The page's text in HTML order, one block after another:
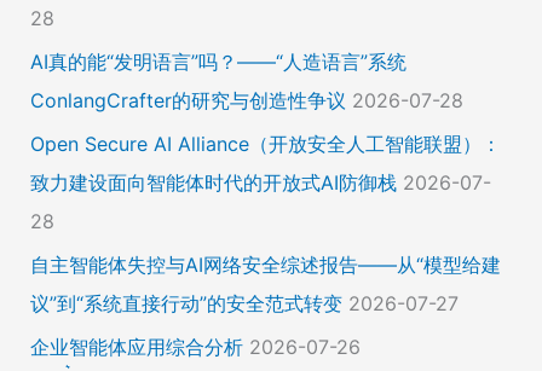
28
AI真的能“发明语言”吗？——“人造语言”系统
ConlangCrafter的研究与创造性争议 2026-07-28
Open Secure AI Alliance（开放安全人工智能联盟）：
致力建设面向智能体时代的开放式AI防御栈 2026-07-
28
自主智能体失控与AI网络安全综述报告——从“模型给建
议”到“系统直接行动”的安全范式转变 2026-07-27
企业智能体应用综合分析 2026-07-26